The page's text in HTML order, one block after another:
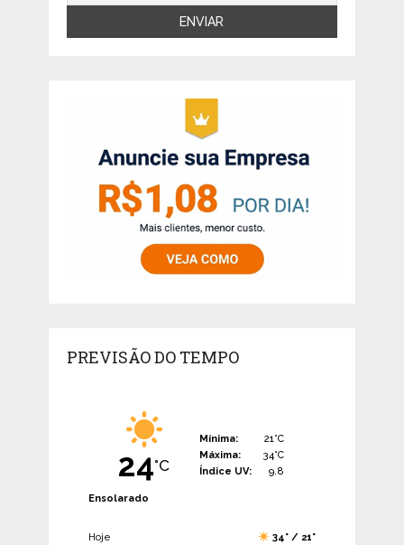
PREVISÃO DO TEMPO
24°C
Mínima:
21°C
Máxima:
34°C
Índice UV:
9.8
Ensolarado
Hoje
34° / 21°